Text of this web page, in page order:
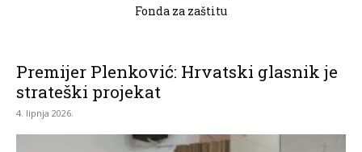
Fonda za zaštitu
odluku o
raspodjeli
sredstava za
Premijer Plenković: Hrvatski glasnik je
strateški projekat
4. lipnja 2026.